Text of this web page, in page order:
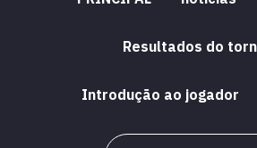
Resultados do
Introdução ao jogador